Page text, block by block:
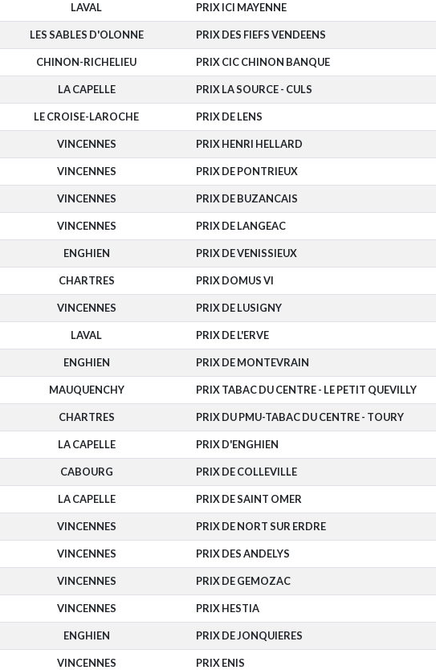
LAVAL PRIX ICI MAYENNE
LES SABLES D'OLONNE PRIX DES FIEFS VENDEENS
CHINON-RICHELIEU PRIX CIC CHINON BANQUE
LA CAPELLE PRIX LA SOURCE - CULS
LE CROISE-LAROCHE PRIX DE LENS
VINCENNES PRIX HENRI HELLARD
VINCENNES PRIX DE PONTRIEUX
VINCENNES PRIX DE BUZANCAIS
VINCENNES PRIX DE LANGEAC
ENGHIEN PRIX DE VENISSIEUX
CHARTRES PRIX DOMUS VI
VINCENNES PRIX DE LUSIGNY
LAVAL PRIX DE L'ERVE
ENGHIEN PRIX DE MONTEVRAIN
MAUQUENCHY PRIX TABAC DU CENTRE - LE PETIT QUEVILLY
CHARTRES PRIX DU PMU-TABAC DU CENTRE - TOURY
LA CAPELLE PRIX D'ENGHIEN
CABOURG PRIX DE COLLEVILLE
LA CAPELLE PRIX DE SAINT OMER
VINCENNES PRIX DE NORT SUR ERDRE
VINCENNES PRIX DES ANDELYS
VINCENNES PRIX DE GEMOZAC
VINCENNES PRIX HESTIA
ENGHIEN PRIX DE JONQUIERES
VINCENNES PRIX ENIS